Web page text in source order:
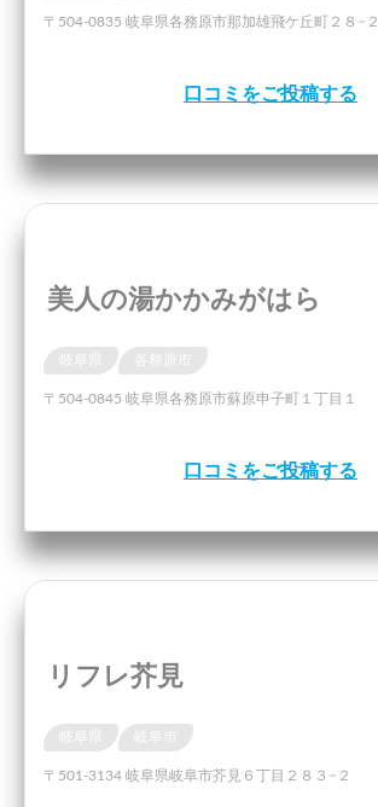
〒504-0835 岐阜県各務原市那加雄飛ケ丘町２８−２
口コミをご投稿する
美人の湯かかみがはら
岐阜県 各務原市
〒504-0845 岐阜県各務原市蘇原申子町１丁目１
口コミをご投稿する
リフレ芥見
岐阜県 岐阜市
〒501-3134 岐阜県岐阜市芥見６丁目２８３−２